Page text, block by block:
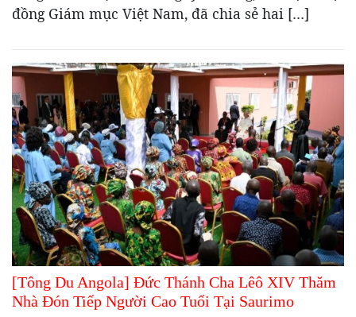
đồng Giám mục Việt Nam, đã chia sẻ hai […]
[Tông Du Angola] Đức Thánh Cha Lêô XIV Thăm
Nhà Đón Tiếp Người Cao Tuổi Tại Saurimo